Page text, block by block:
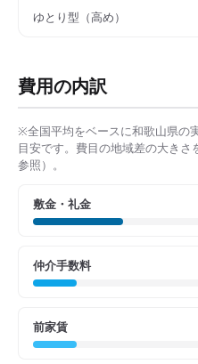
ゆとり型（高め）
費用の内訳
※全国平均をベースに和歌山県の
目安です。費目の地域差の大き
参照）。
敷金・礼金
仲介手数料
前家賃